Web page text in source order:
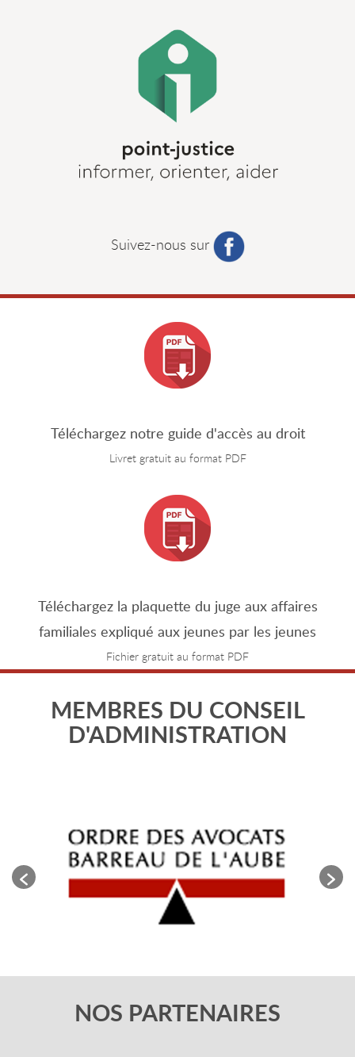
Suivez-nous sur
Téléchargez notre guide d'accès au droit
Livret gratuit au format PDF
Téléchargez la plaquette du juge aux affaires
familiales expliqué aux jeunes par les jeunes
Fichier gratuit au format PDF
MEMBRES DU CONSEIL
D'ADMINISTRATION
NOS PARTENAIRES